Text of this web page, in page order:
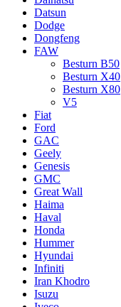
Datsun
Dodge
Dongfeng
FAW
Besturn B50
Besturn X40
Besturn X80
V5
Fiat
Ford
GAC
Geely
Genesis
GMC
Great Wall
Haima
Haval
Honda
Hummer
Hyundai
Infiniti
Iran Khodro
Isuzu